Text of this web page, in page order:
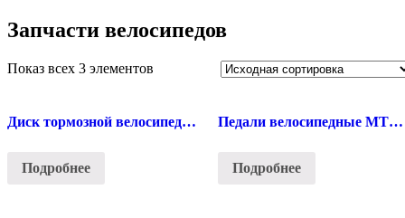
Запчасти велосипедов
Показ всех 3 элементов
Диск тормозной велосипедный Ø160mm, на 6 болтов
Подробнее
Педали велосипедные МТВ (с катафотами, металл, белые)
Подробнее